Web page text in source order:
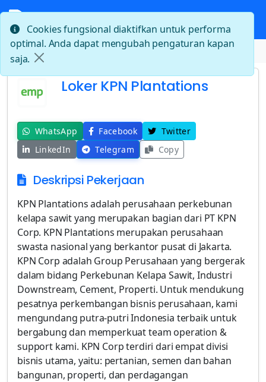
Beranda Loker KPN Plantations
Loker KPN Plantations
WhatsApp Facebook
Twitter
LinkedIn
Telegram Copy
Deskripsi Pekerjaan
KPN Plantations adalah perusahaan perkebunan
kelapa sawit yang merupakan bagian dari PT KPN
Corp. KPN Plantations merupakan perusahaan
swasta nasional yang berkantor pusat di Jakarta.
KPN Corp adalah Group Perusahaan yang bergerak
dalam bidang Perkebunan Kelapa Sawit, Industri
Downstream, Cement, Properti. Untuk mendukung
pesatnya perkembangan bisnis perusahaan, kami
mengundang putra-putri Indonesia terbaik untuk
bergabung dan memperkuat team operation &
support kami. KPN Corp terdiri dari empat divisi
bisnis utama, yaitu: pertanian, semen dan bahan
bangunan, properti, dan perdagangan
Cookies fungsional diaktifkan untuk performa
optimal. Anda dapat mengubah pengaturan kapan
saja.